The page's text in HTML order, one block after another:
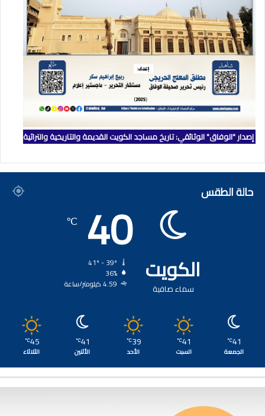
إصدار "الوفاق" الوثائقي: تاريخ مساجد الكويت القديمة والتاريخية والتراثية
حالة الطقس
الكويت
سماء صافية
40
℃
36%
4.59 كيلومتر/ساعة
41
℃
الجمعة
41
℃
السبت
39
℃
الأحد
41
℃
الأثنين
45
℃
الثلاثاء